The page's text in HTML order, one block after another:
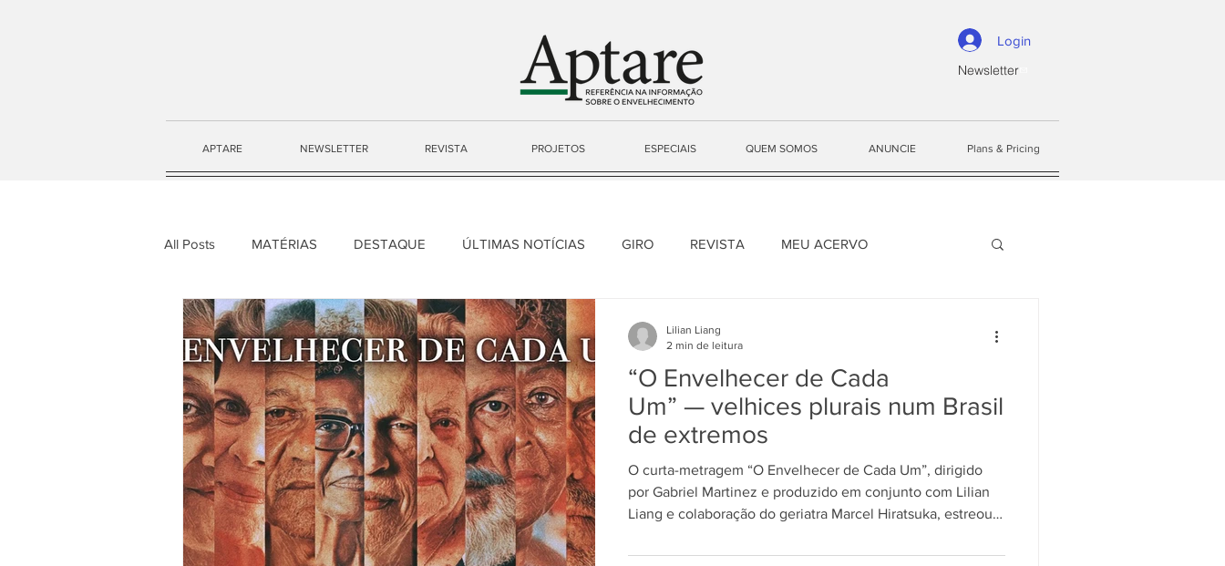
Newsletter
Login
APTARE NEWSLETTER REVISTA PROJETOS ESPECIAIS QUEM SOMOS ANUNCIE Plans & Pricing
All Posts MATÉRIAS DESTAQUE ÚLTIMAS NOTÍCIAS GIRO REVISTA MEU ACERVO
NEWSLETTER APTARE
“O Envelhecer de Cada
Um” — velhices plurais num Brasil
de extremos
O curta-metragem “O Envelhecer de Cada Um”, dirigido
por Gabriel Martinez e produzido em conjunto com Lilian
Liang e colaboração do geriatra Marcel Hiratsuka, estreou
Unido de Envelhecimento Saudável e Desigualdades,
Lilian Liang
2 min de leitura